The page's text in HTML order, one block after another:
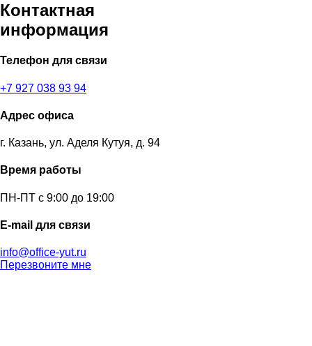
Контактная
информация
Телефон для связи
+7 927 038 93 94
Адрес офиса
г. Казань, ул. Аделя Кутуя, д. 94
Время работы
ПН-ПТ с 9:00 до 19:00
E-mail для связи
info@office-yut.ru
Перезвоните мне